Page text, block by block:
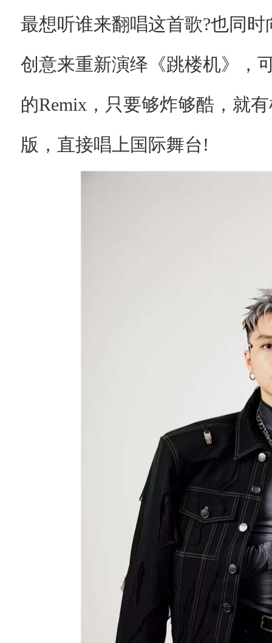
最想听谁来翻唱这首歌?也同
创意来重新演绎《跳楼机》，
的Remix，只要够炸够酷，就
版，直接唱上国际舞台!